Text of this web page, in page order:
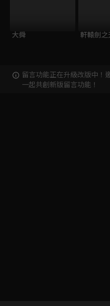
大舜 軒轅劍
留言功能正在升級改版中！
一起共創新版留言功能！